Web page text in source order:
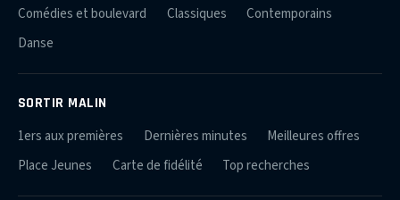
Comédies et boulevard
Classiques
Contemporains
Danse
SORTIR MALIN
1ers aux premières Dernières minutes
Meilleures offres
Place Jeunes
Carte de fidélité Top recherches